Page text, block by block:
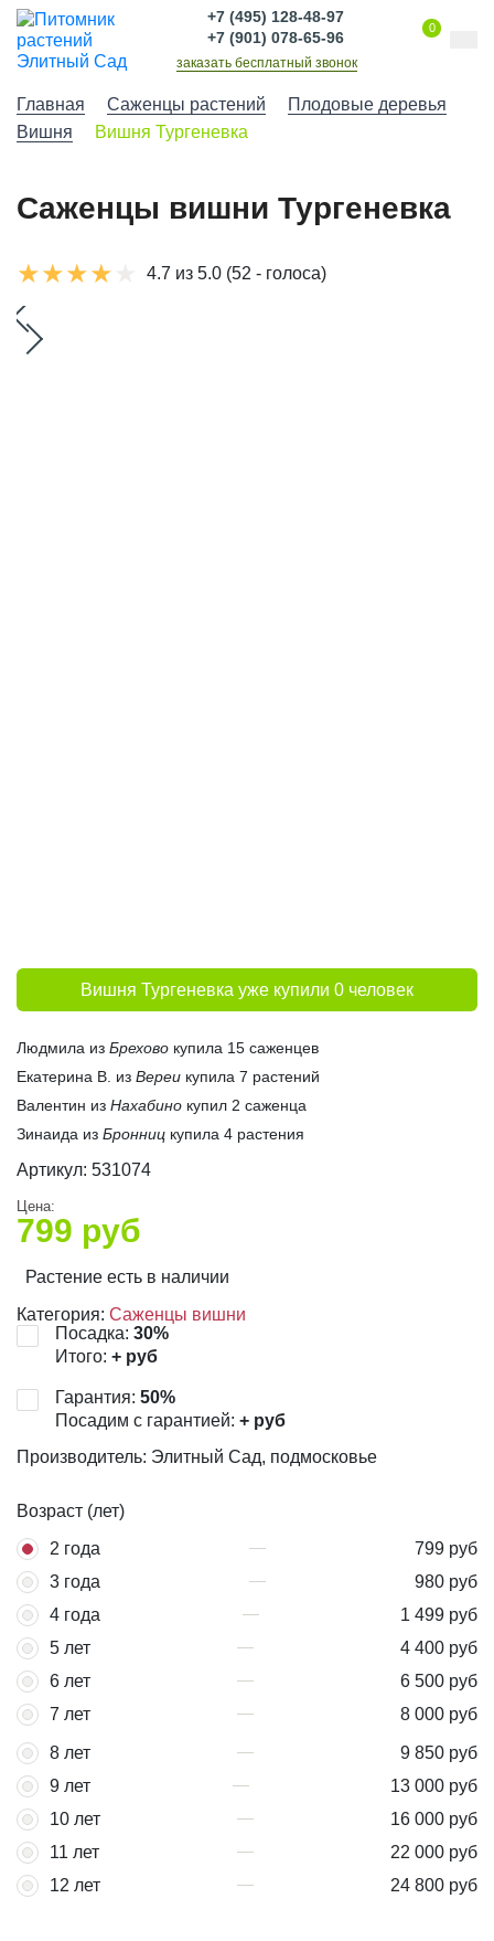
+7 (495) 128-48-97
+7 (901) 078-65-96
заказать бесплатный звонок
0
Главная Саженцы растений
Плодовые деревья
Вишня
Вишня Тургеневка
Саженцы вишни Тургеневка
4.7 из 5.0(52 - голоса)
Вишня Тургеневка уже купили 0 человек
Людмила из Брехово купила 15 саженцев
Екатерина В. из Вереи купила 7 растений
Валентин из Нахабино купил 2 саженца
Зинаида из Бронниц купила 4 растения
Артикул: 531074
Цена:
799 руб
Растение есть в наличии
Категория: Саженцы вишни
Посадка: 30%
Итого: + руб
Гарантия: 50%
Посадим с гарантией: + руб
Производитель: Элитный Сад, подмосковье
Возраст (лет)
2 года
799 руб
3 года
980 руб
4 года
1 499 руб
5 лет
4 400 руб
6 лет
6 500 руб
7 лет
8 000 руб
8 лет
9 850 руб
9 лет
13 000 руб
10 лет
16 000 руб
11 лет
22 000 руб
12 лет
24 800 руб